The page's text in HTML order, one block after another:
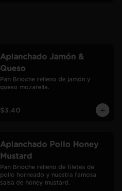
Aplanchado Jamón &
Queso
Pan Brioche relleno de jamón y
queso mozarella.
$3.40
Aplanchado Pollo Honey
Mustard
Pan Brioche relleno de filetes de
pollo horneado y nuestra famosa
salsa de honey mustard.